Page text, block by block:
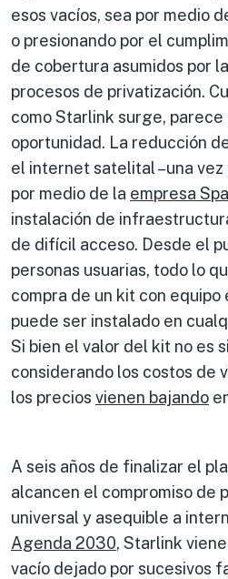
esos vacíos, sea por medio
o presionando por el
de cobertura asumidos por
procesos de privatización.
como Starlink surge,
oportunidad. La reducción
el internet satelital –una vez
por medio de la empresa
instalación de
de difícil acceso. Desde el
personas usuarias, todo lo
compra de un kit con equipo
puede ser instalado en
Si bien el valor del kit no es
considerando los costos de
los precios vienen bajando
A seis años de finalizar el
alcancen el compromiso de
universal y asequible a
Agenda 2030, Starlink
vacío dejado por sucesivos